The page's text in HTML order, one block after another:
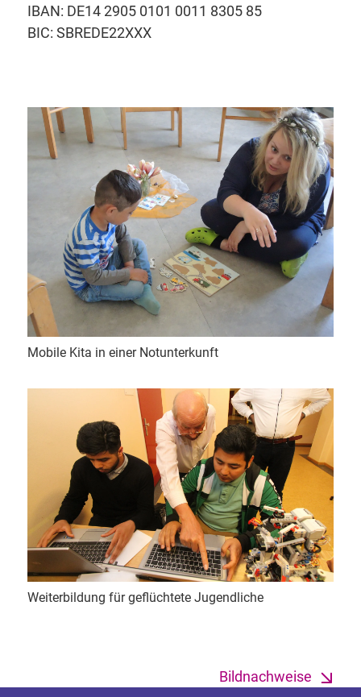
IBAN: DE14 2905 0101 0011 8305 85
BIC: SBREDE22XXX
Mobile Kita in einer Notunterkunft
Weiterbildung für geflüchtete Jugendliche
Bildnachweise